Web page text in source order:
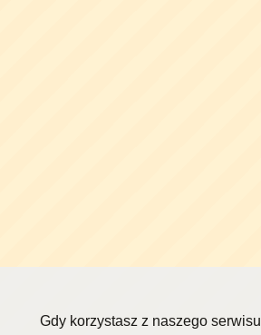
Gdy korzystasz z naszego